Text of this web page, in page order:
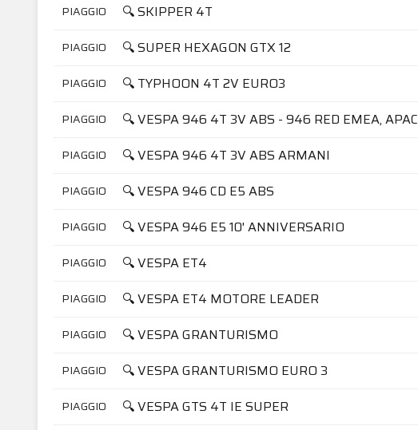
PIAGGIO 🔍 SKIPPER 4T
PIAGGIO 🔍 SUPER HEXAGON GTX 12
PIAGGIO 🔍 TYPHOON 4T 2V EURO3
PIAGGIO 🔍 VESPA 946 4T 3V ABS - 946 RED EMEA, APAC
PIAGGIO 🔍 VESPA 946 4T 3V ABS ARMANI
PIAGGIO 🔍 VESPA 946 CD E5 ABS
PIAGGIO 🔍 VESPA 946 E5 10' ANNIVERSARIO
PIAGGIO 🔍 VESPA ET4
PIAGGIO 🔍 VESPA ET4 MOTORE LEADER
PIAGGIO 🔍 VESPA GRANTURISMO
PIAGGIO 🔍 VESPA GRANTURISMO EURO 3
PIAGGIO 🔍 VESPA GTS 4T IE SUPER